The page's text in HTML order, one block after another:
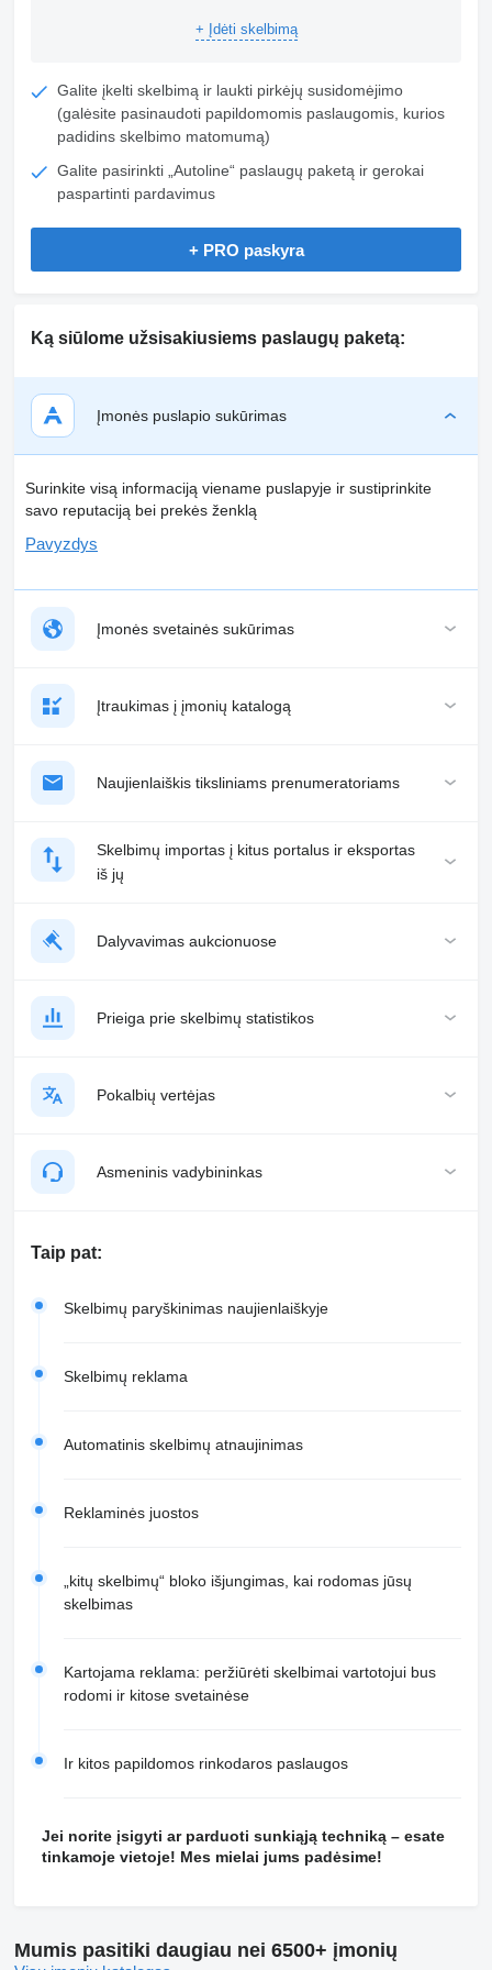
+ Įdėti skelbimą
Galite įkelti skelbimą ir laukti pirkėjų susidomėjimo
(galėsite pasinaudoti papildomomis paslaugomis, kurios
padidins skelbimo matomumą)
Galite pasirinkti „Autoline“ paslaugų paketą ir gerokai
paspartinti pardavimus
+ PRO paskyra
Ką siūlome užsisakiusiems paslaugų paketą:
Įmonės puslapio sukūrimas
Surinkite visą informaciją viename puslapyje ir sustiprinkite
savo reputaciją bei prekės ženklą
Pavyzdys
Įmonės svetainės sukūrimas
Įtraukimas į įmonių katalogą
Naujienlaiškis tiksliniams prenumeratoriams
Skelbimų importas į kitus portalus ir eksportas
iš jų
Dalyvavimas aukcionuose
Prieiga prie skelbimų statistikos
Pokalbių vertėjas
Asmeninis vadybininkas
Taip pat:
Skelbimų paryškinimas naujienlaiškyje
Skelbimų reklama
Automatinis skelbimų atnaujinimas
Reklaminės juostos
„kitų skelbimų“ bloko išjungimas, kai rodomas jūsų
skelbimas
Kartojama reklama: peržiūrėti skelbimai vartotojui bus
rodomi ir kitose svetainėse
Ir kitos papildomos rinkodaros paslaugos
Jei norite įsigyti ar parduoti sunkiąją techniką – esate
tinkamoje vietoje! Mes mielai jums padėsime!
Mumis pasitiki daugiau nei 6500+ įmonių